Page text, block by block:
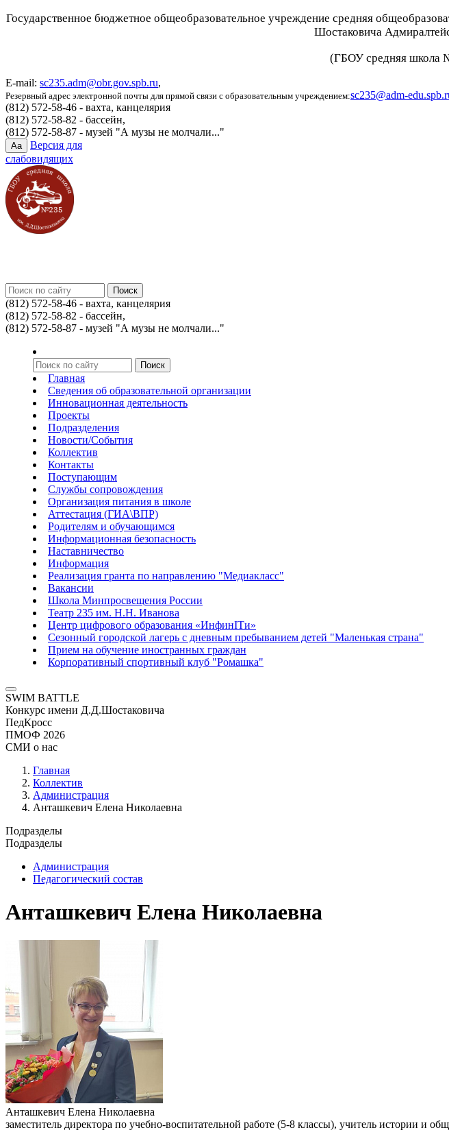
Государственное бюджетное общеобразовательное учреждение средняя
Шостаковича
(ГБОУ средняя школа
E-mail: sc235.adm@obr.gov.spb.ru,
Резервный адрес электронной почты для прямой связи с образовательным учреждением:sc235@adm-
(812) 572-58-46 - вахта, канцелярия
(812) 572-58-82 - бассейн,
(812) 572-58-87 - музей "А музы не молчали..."
Aa
Версия для
слабовидящих
(812) 572-58-46 - вахта, канцелярия
(812) 572-58-82 - бассейн,
(812) 572-58-87 - музей "А музы не молчали..."
Главная
Сведения об образовательной организации
Инновационная деятельность
Проекты
Подразделения
Новости/События
Коллектив
Контакты
Поступающим
Службы сопровождения
Организация питания в школе
Аттестация (ГИА\ВПР)
Родителям и обучающимся
Информационная безопасность
Наставничество
Информация
Реализация гранта по направлению "Медиакласс"
Вакансии
Школа Минпросвещения России
Театр 235 им. Н.Н. Иванова
Центр цифрового образования «ИнфинITи»
Сезонный городской лагерь с дневным пребыванием детей "Маленькая страна"
Прием на обучение иностранных граждан
Корпоративный спортивный клуб "Ромашка"
SWIM BATTLE
Конкурс имени Д.Д.Шостаковича
ПедКросс
ПМОФ 2026
СМИ о нас
Главная
Коллектив
Администрация
Анташкевич Елена Николаевна
Подразделы
Подразделы
Администрация
Педагогический состав
Анташкевич Елена Николаевна
Анташкевич Елена Николаевна
заместитель директора по учебно-воспитательной работе (5-8 классы), учитель истории и